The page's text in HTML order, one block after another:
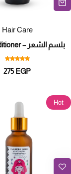
Hair Care
بلسم الشعر – Hair Conditioner
275EGP
Hot